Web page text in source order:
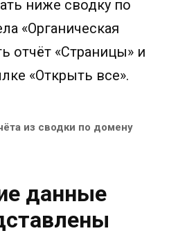
ниже сводку по
«Органическая
отчёт «Страницы» и
«Открыть все».
из сводки по домену
данные